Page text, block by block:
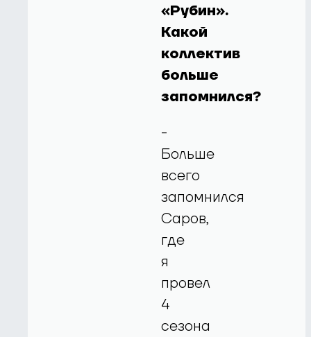
«Рубин».
Какой
коллектив
больше
запомнился?
-
Больше
всего
запомнился
Саров,
где
я
провел
4
сезона